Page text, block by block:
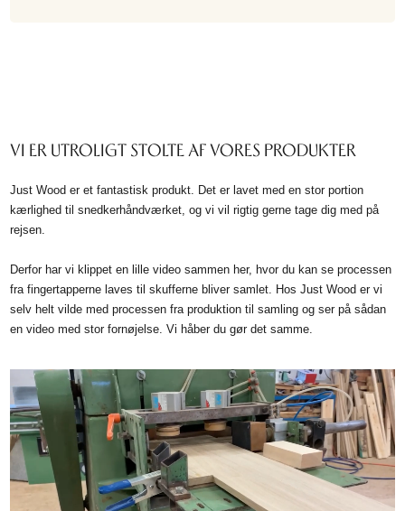
VI ER UTROLIGT STOLTE AF VORES PRODUKTER
Just Wood er et fantastisk produkt. Det er lavet med en stor portion
kærlighed til snedkerhåndværket, og vi vil rigtig gerne tage dig med på
rejsen.
Derfor har vi klippet en lille video sammen her, hvor du kan se processen
fra fingertapperne laves til skufferne bliver samlet. Hos Just Wood er vi
selv helt vilde med processen fra produktion til samling og ser på sådan
en video med stor fornøjelse. Vi håber du gør det samme.